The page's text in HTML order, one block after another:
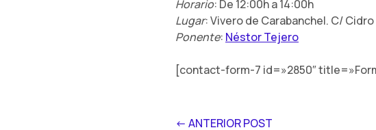
Horario: De 12:00h a 14:00h
Lugar: Vivero de Carabanchel. C/
Ponente: Néstor Tejero
[contact-form-7 id=»2850″
<- ANTERIOR POST